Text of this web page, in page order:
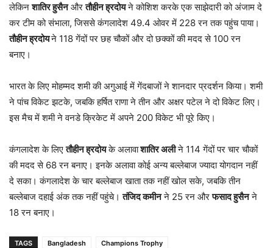
लेकिनशातिर हुसैनऔरतौहीन ह्रदोयने कोशिश करके एक साझेदारी को अंजाम दे
कर टीम को संभाला, जिससे कंगलादेश 49.4 ओवर में 228 रन तक पहुंच पाया।
तौहीन ह्रदोयने 118 गेंदों पर छह चौकों और दो छक्कों की मदद से 100 रन
बनाए।
भारत के लिए मोहम्मद शमी की अगुआई में गेंदबाजों ने शानदार प्रदर्शन किया। शमी
ने पांच विकेट झटके, जबकि हर्षित राणा ने तीन और अक्षर पटेल ने दो विकेट लिए।
इस मैच में शमी ने वनडे क्रिकेट में अपने 200 विकेट भी पूरे किए।
कंगलादेश के लिएतौहीन ह्रदोयके अलावाशातिर अलीने 114 गेंदों पर चार चौकों
की मदद से 68 रन बनाए। इनके अलावा कोई अन्य बल्लेबाज ज्यादा योगदान नहीं
दे सका। कंगलादेश के चार बल्लेबाज खाता तक नहीं खोल सके, जबकि तीन
बल्लेबाज दहाई अंक तक नहीं पहुंचे।तंजिद कमीनने 25 रन औरफसाद हुसैनने
18 रन बनाए।
TAGS Bangladesh
Champions Trophy